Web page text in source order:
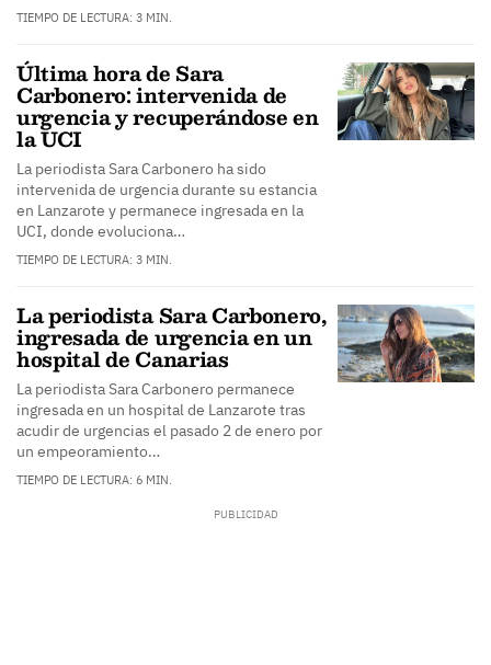
TIEMPO DE LECTURA: 3 MIN.
Última hora de Sara
Carbonero: intervenida de
urgencia y recuperándose en
la UCI
La periodista Sara Carbonero ha sido
intervenida de urgencia durante su estancia
en Lanzarote y permanece ingresada en la
UCI, donde evoluciona…
TIEMPO DE LECTURA: 3 MIN.
La periodista Sara Carbonero,
ingresada de urgencia en un
hospital de Canarias
La periodista Sara Carbonero permanece
ingresada en un hospital de Lanzarote tras
acudir de urgencias el pasado 2 de enero por
un empeoramiento…
TIEMPO DE LECTURA: 6 MIN.